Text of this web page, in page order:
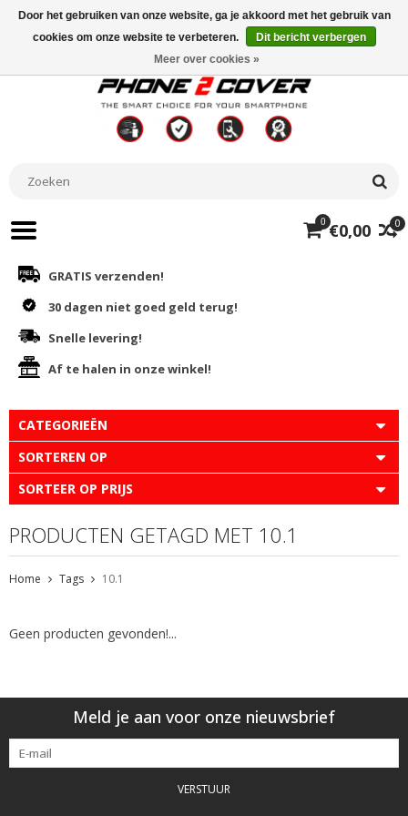
0
0 €0,00
GRATIS verzenden!
30 dagen niet goed geld terug!
Snelle levering!
Af te halen in onze winkel!
CATEGORIEËN
SORTEREN OP
SORTEER OP PRIJS
PRODUCTEN GETAGD MET 10.1
Home Tags 10.1
Geen producten gevonden!...
Meld je aan voor onze nieuwsbrief
VERSTUUR
Door het gebruiken van onze website, ga je akkoord met het gebruik van
cookies om onze website te verbeteren.
Dit bericht verbergen
Meer over cookies »